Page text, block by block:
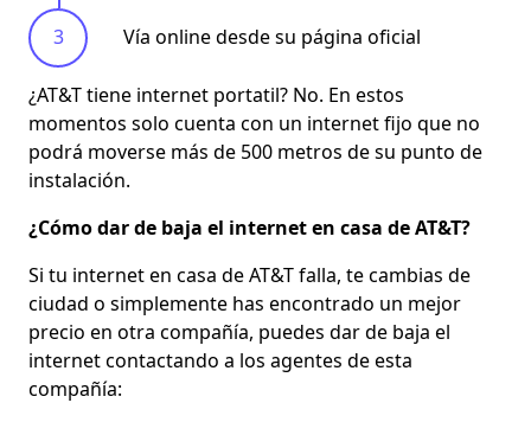
Vía online desde su página oficial
¿AT&T tiene internet portatil? No. En estos
momentos solo cuenta con un internet fijo que no
podrá moverse más de 500 metros de su punto de
instalación.
¿Cómo dar de baja el internet en casa de AT&T?
Si tu internet en casa de AT&T falla, te cambias de
ciudad o simplemente has encontrado un mejor
precio en otra compañía, puedes dar de baja el
internet contactando a los agentes de esta
compañía: